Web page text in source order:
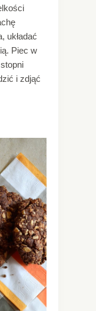
układać
Piec w
i zdjąć